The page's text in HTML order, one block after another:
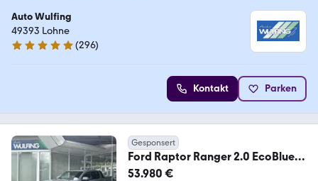
Auto Wulfing
49393 Lohne
5 Sterne
(296)
Kontakt Parken
Gesponsert
Ford Raptor Ranger 2.0 EcoBlue
e-4WD LED AHK NAVI CAM
53.980 €